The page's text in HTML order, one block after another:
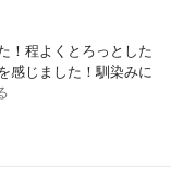
！程よくとろっとした
感じました！馴染みに